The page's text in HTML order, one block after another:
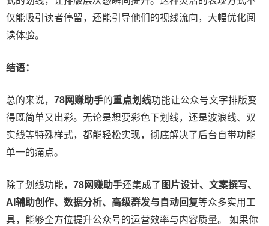
仅能吸引读者停留，还能引导他们的视线流向，大幅优化阅
读体验。
结语：
总的来说， 78网赚助手的重点划线功能让公众号文字排版变
得既简单又出彩。无论是想要彩色下划线，还是波浪线、双
实线等特殊样式，都能轻松实现，彻底解决了后台自带功能
单一的痛点。
除了划线功能， 78网赚助手还集成了 图片设计、文案撰写、
AI辅助创作、数据分析、高级群发与自动回复等众多实用工
具，能够全方位提升公众号的运营效率与内容质量。 如果你